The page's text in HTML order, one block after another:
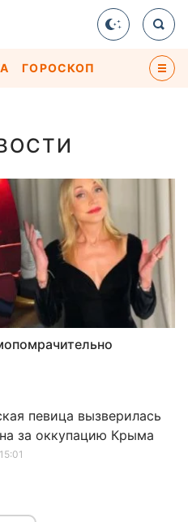
ГОРОСКОП
певица вызверилась
за оккупацию Крыма